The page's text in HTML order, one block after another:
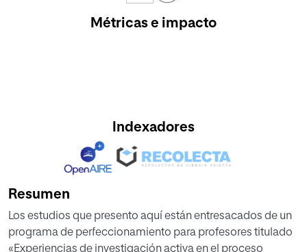
Métricas e impacto
Indexadores
Resumen
Los estudios que presento aquí están entresacados de un
programa de perfeccionamiento para profesores titulado
«Experiencias de investigación activa en el proceso